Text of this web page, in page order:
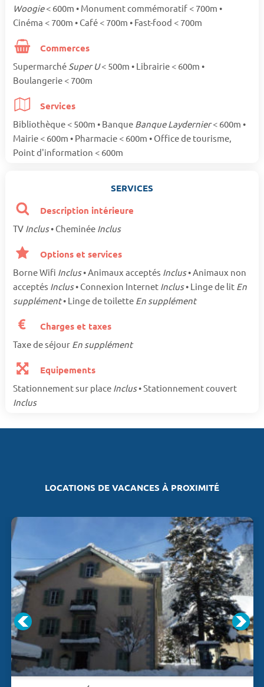
Woogie< 600m • Monument commémoratif < 700m •
Cinéma < 700m • Café < 700m • Fast-food < 700m
Commerces
Supermarché Super U< 500m • Librairie < 600m •
Boulangerie < 700m
Services
Bibliothèque < 500m • Banque Banque Laydernier< 600m •
Mairie < 600m • Pharmacie < 600m • Office de tourisme,
Point d'information < 600m
SERVICES
Description intérieure
TV Inclus• Cheminée Inclus
Options et services
Borne Wifi Inclus• Animaux acceptés Inclus• Animaux non
acceptés Inclus• Connexion Internet Inclus• Linge de lit En
supplément• Linge de toilette En supplément
Charges et taxes
Taxe de séjour En supplément
Equipements
Stationnement sur place Inclus• Stationnement couvert
Inclus
LOCATIONS DE VACANCES À PROXIMITÉ